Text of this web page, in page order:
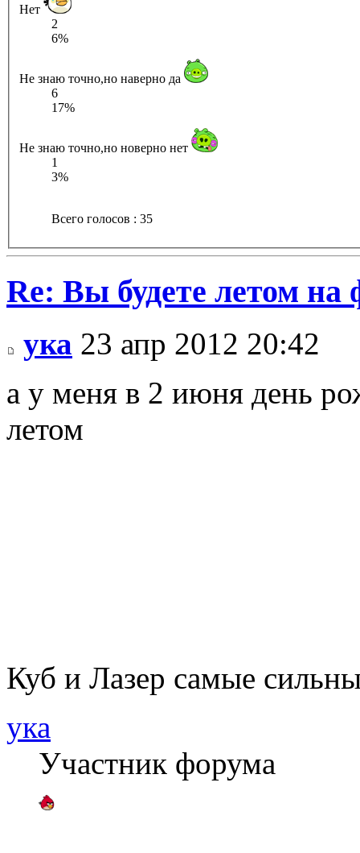
Нет
2
6%
Не знаю точно,но наверно да
6
17%
Не знаю точно,но новерно нет
1
3%
Всего голосов : 35
Re: Вы будете летом на
ука 23 апр 2012 20:42
а у меня в 2 июня день
летом
Куб и Лазер самые
ука
Участник форума